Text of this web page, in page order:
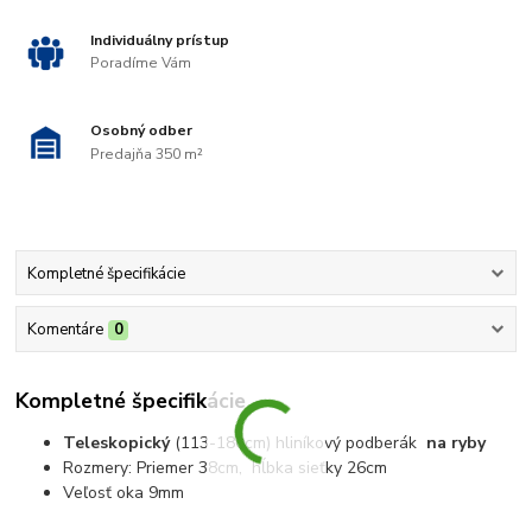
Individuálny prístup
Poradíme Vám
Osobný odber
Predajňa 350 m²
Kompletné špecifikácie
Komentáre 0
Kompletné špecifikácie
Teleskopický(113-180cm) hliníkový podberák na ryby
Rozmery: Priemer 38cm, hĺbka sieťky 26cm
Veľosť oka 9mm